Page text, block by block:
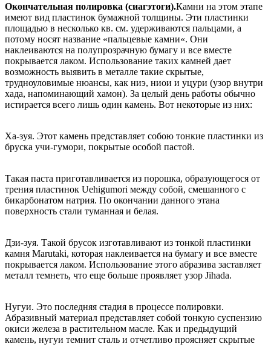
Окончательная полировка (сиагэтоги).Камни на этом этапе
имеют вид пластинок бумажной толщины. Эти пластинки
площадью в несколько кв. см. удерживаются пальцами, а
потому носят название «пальцевые камни«. Они
наклеиваются на полупрозрачную бумагу и все вместе
покрывается лаком. Использование таких камней дает
возможность выявить в металле такие скрытые,
трудноуловимые нюансы, как ниэ, ниои и уцури (узор внутри
хада, напоминающий хамон). За целый день работы обычно
истирается всего лишь один камень. Вот некоторые из них:
Ха-зуя. Этот камень представляет собою тонкие пластинки из
бруска учи-гумори, покрытые особой пастой.
Такая паста приготавливается из порошка, образующегося от
трения пластинок Uehigumori между собой, смешанного с
бикарбонатом натрия. По окончании данного этана
поверхность стали туманная и белая.
Дзи-зуя. Такой брусок изготавливают из тонкой пластинки
камня Marutaki, которая наклеивается на бумагу и все вместе
покрывается лаком. Использование этого абразива заставляет
металл темнеть, что еще больше проявляет узор Jihada.
Нугуи. Это последняя стадия в процессе полировки.
Абразивный материал представляет собой тонкую суспензию
окиси железа в растительном масле. Как и предыдущий
камень, нугуи темнит сталь и отчетливо проясняет скрытые